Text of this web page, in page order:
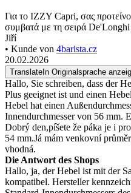
Για το IZZY Capri, σας
συμβατά με τη σειρά
Jiří
• Kunde von 4barista.cz
20.02.2026
Translate In Originalsprache
Hallo, Sie schreiben, dass der
Plus geeignet ist und einen
Hebel hat einen
Innendurchmesser von 56 mm.
Dobrý den,píšete že páka je i
54 mm.Já mám venkovní
vhodná.
Die Antwort des Shops
Hallo, ja, der Hebel ist mit der
kompatibel. Hersteller